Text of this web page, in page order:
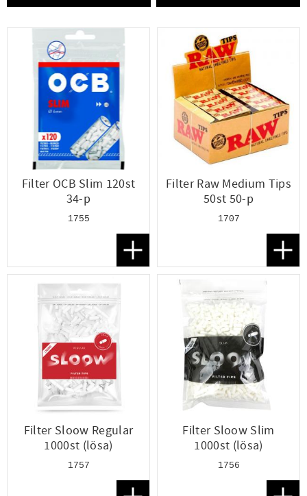
Filter OCB Slim 120st
34-p
1755
Lägg till i favoriter
Filter Raw Medium Tips
50st 50-p
1707
Filter Sloow Regular
1000st (lösa)
1757
Filter Sloow Slim
1000st (lösa)
1756